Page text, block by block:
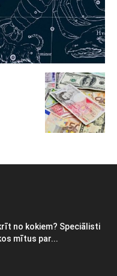
no kokiem? Speciālisti
mītus par...